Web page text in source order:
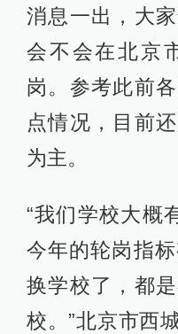
消息一出，大
会不会在北京
岗。参考此前
点情况，目前
为主。
“我们学校大概
今年的轮岗指
换学校了，都
校。”北京市西